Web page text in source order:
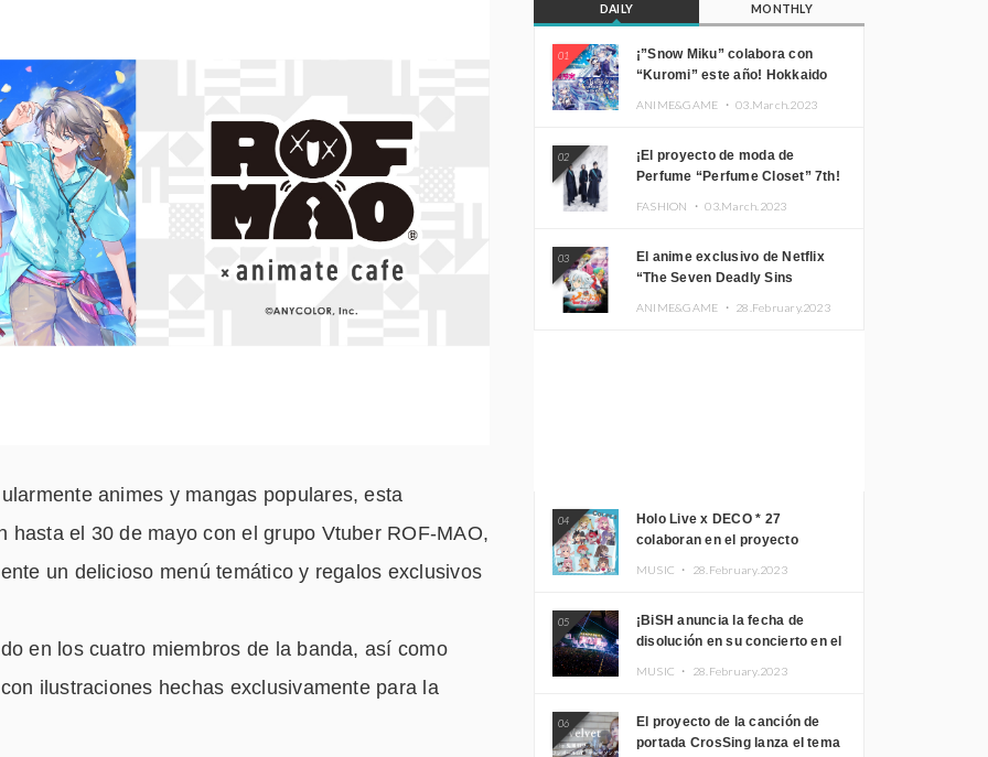
animes y mangas populares, esta
hasta el 30 de mayo con el grupo Vtuber ROF-MAO,
un delicioso menú temático y regalos exclusivos
en los cuatro miembros de la banda, así como
ilustraciones hechas exclusivamente para la
DAILY MONTHLY
01
¡”Snow Miku” colabora con
“Kuromi” este año! Hokkaido
ANIME&GAME ・03.March.2023
02
¡El proyecto de moda de
Perfume “Perfume Closet” 7th!
FASHION ・03.March.2023
03
El anime exclusivo de Netflix
“The Seven Deadly Sins
ANIME&GAME ・ 28.February.2023
04
Holo Live x DECO * 27
colaboran en el proyecto
MUSIC ・ 28.February.2023
05
¡BiSH anuncia la fecha de
disolución en su concierto en el
MUSIC ・ 28.February.2023
06
El proyecto de la canción de
portada CrosSing lanza el tema